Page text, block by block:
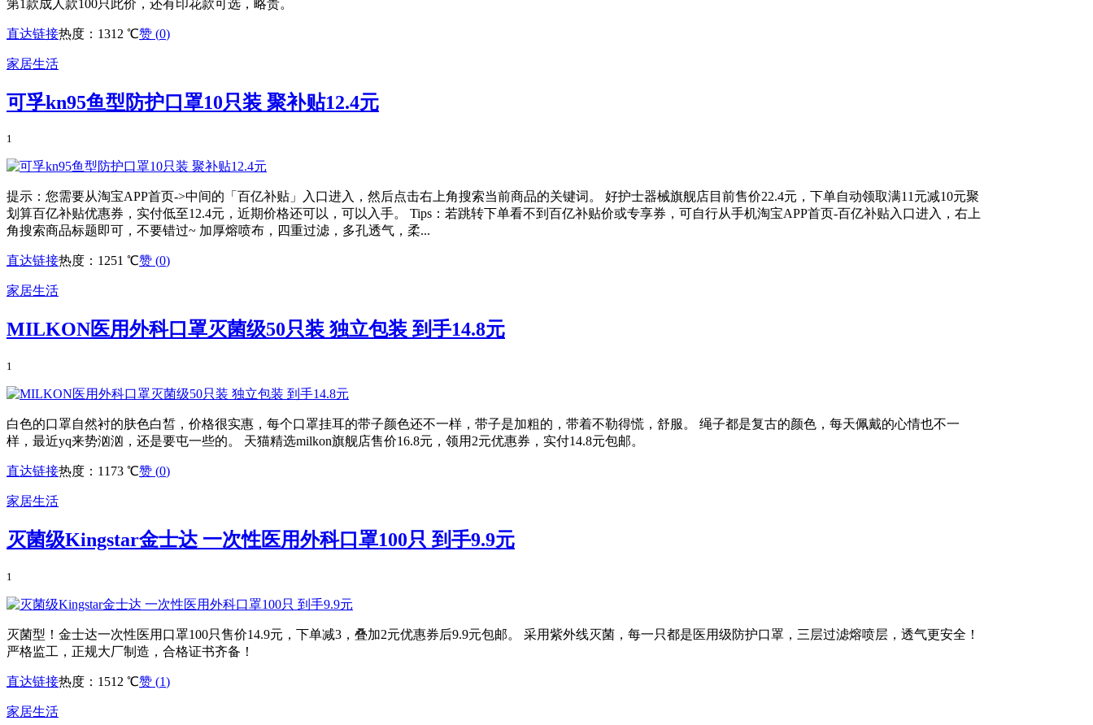
第1款成人款100只此价，还有印花款可选，略贵。
直达链接热度：1312 ℃赞 (0)
家居生活
可孚kn95鱼型防护口罩10只装 聚补贴12.4元
1
提示：您需要从淘宝APP首页->中间的「百亿补贴」入口进入，然后点击右上角搜索当前商品的关键词。 好护士器械旗舰店目前售价22.4元，下单自动领取满11元减10元聚
划算百亿补贴优惠券，实付低至12.4元，近期价格还可以，可以入手。 Tips：若跳转下单看不到百亿补贴价或专享券，可自行从手机淘宝APP首页-百亿补贴入口进入，右上
角搜索商品标题即可，不要错过~ 加厚熔喷布，四重过滤，多孔透气，柔...
直达链接热度：1251 ℃赞 (0)
家居生活
MILKON医用外科口罩灭菌级50只装 独立包装 到手14.8元
1
白色的口罩自然衬的肤色白皙，价格很实惠，每个口罩挂耳的带子颜色还不一样，带子是加粗的，带着不勒得慌，舒服。 绳子都是复古的颜色，每天佩戴的心情也不一
样，最近yq来势汹汹，还是要屯一些的。 天猫精选milkon旗舰店售价16.8元，领用2元优惠券，实付14.8元包邮。
直达链接热度：1173 ℃赞 (0)
家居生活
灭菌级Kingstar金士达 一次性医用外科口罩100只 到手9.9元
1
灭菌型！金士达一次性医用口罩100只售价14.9元，下单减3，叠加2元优惠券后9.9元包邮。 采用紫外线灭菌，每一只都是医用级防护口罩，三层过滤熔喷层，透气更安全！
严格监工，正规大厂制造，合格证书齐备！
直达链接热度：1512 ℃赞 (1)
家居生活